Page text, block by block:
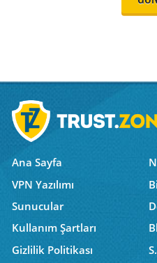
Ana Sayfa
VPN Yazılımı
Sunucular
Kullanım Şartları
Gizlilik Politikası